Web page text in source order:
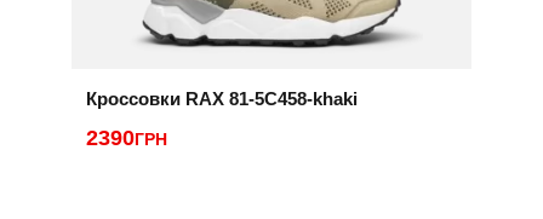
Кроссовки RAX 81-5C458-khaki
2390ГРН